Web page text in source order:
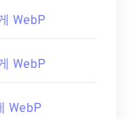
Extension이
는CR2를 JPG로
여러 플랫폼에
자동으로 열립
우저는 WebP
WebP
WebP
WebP